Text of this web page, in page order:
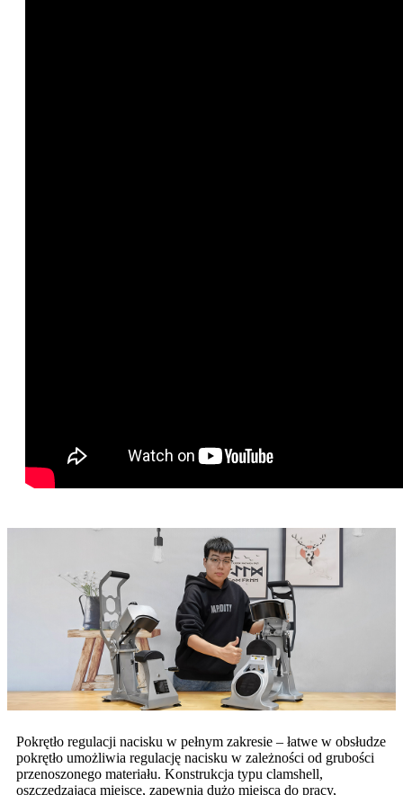
Pokrętło regulacji nacisku w pełnym zakresie – łatwe w obsłudze
pokrętło umożliwia regulację nacisku w zależności od grubości
przenoszonego materiału. Konstrukcja typu clamshell,
oszczędzająca miejsce, zapewnia dużo miejsca do pracy,